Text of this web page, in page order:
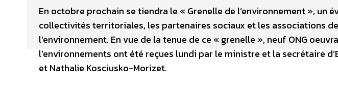
En octobre prochain se tiendra le « Grenelle de l’environnement », un
collectivités territoriales, les partenaires sociaux et les associations
l’environnement. En vue de la tenue de ce « grenelle », neuf ONG
l’environnements ont été reçues lundi par le ministre et la secrétaire
et Nathalie Kosciusko-Morizet.